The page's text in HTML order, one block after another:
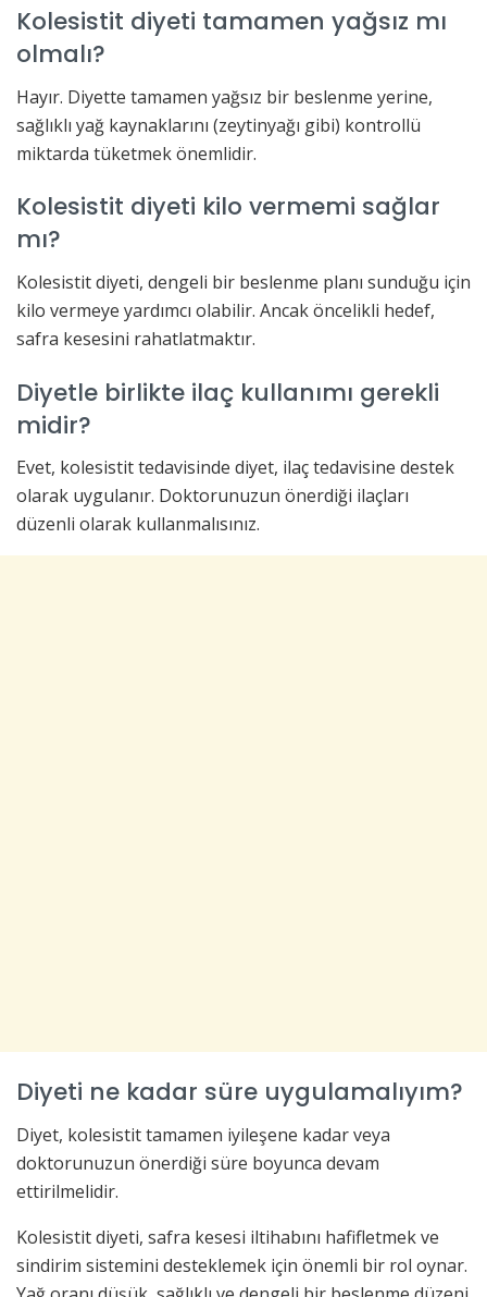
Kolesistit diyeti tamamen yağsız mı
olmalı?
Hayır. Diyette tamamen yağsız bir beslenme yerine,
sağlıklı yağ kaynaklarını (zeytinyağı gibi) kontrollü
miktarda tüketmek önemlidir.
Kolesistit diyeti kilo vermemi sağlar
mı?
Kolesistit diyeti, dengeli bir beslenme planı sunduğu için
kilo vermeye yardımcı olabilir. Ancak öncelikli hedef,
safra kesesini rahatlatmaktır.
Diyetle birlikte ilaç kullanımı gerekli
midir?
Evet, kolesistit tedavisinde diyet, ilaç tedavisine destek
olarak uygulanır. Doktorunuzun önerdiği ilaçları
düzenli olarak kullanmalısınız.
Diyeti ne kadar süre uygulamalıyım?
Diyet, kolesistit tamamen iyileşene kadar veya
doktorunuzun önerdiği süre boyunca devam
ettirilmelidir.
Kolesistit diyeti, safra kesesi iltihabını hafifletmek ve
sindirim sistemini desteklemek için önemli bir rol oynar.